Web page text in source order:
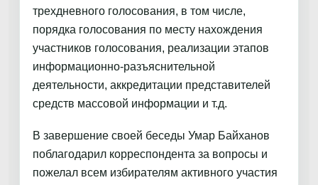
трехдневного голосования, в том числе,
порядка голосования по месту нахождения
участников голосования, реализации этапов
информационно-разъяснительной
деятельности, аккредитации представителей
средств массовой информации и т.д.
В завершение своей беседы Умар Байханов
поблагодарил корреспондента за вопросы и
пожелал всем избирателям активного участия